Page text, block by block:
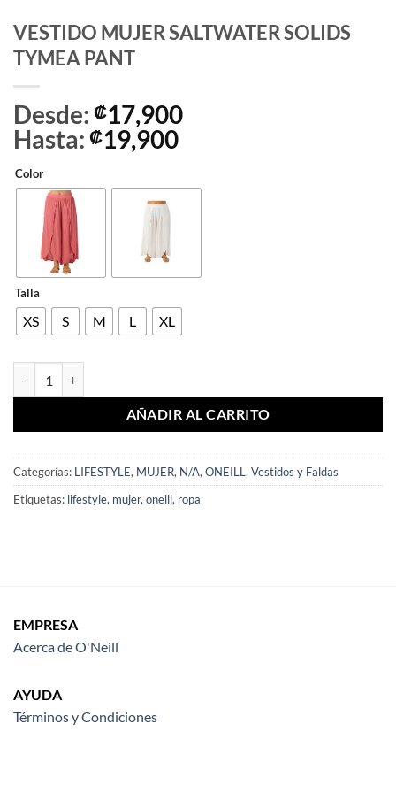
VESTIDO MUJER SALTWATER SOLIDS
TYMEA PANT
Desde: ₡17,900
Hasta: ₡19,900
Color
Talla
XS S M L XL
AÑADIR AL CARRITO
Categorías: LIFESTYLE, MUJER, N/A, ONEILL , Vestidos y Faldas
Etiquetas: lifestyle, mujer, oneill, ropa
EMPRESA
Acerca de O'Neill
AYUDA
Términos y Condiciones